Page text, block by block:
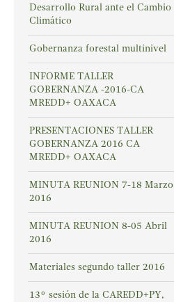
Desarrollo Rural ante el Cambio
Climático
Gobernanza forestal multinivel
INFORME TALLER
GOBERNANZA -2016-CA
MREDD+ OAXACA
PRESENTACIONES TALLER
GOBERNANZA 2016 CA
MREDD+ OAXACA
MINUTA REUNION 7-18 Marzo
2016
MINUTA REUNION 8-05 Abril
2016
Materiales segundo taller 2016
13° sesión de la CAREDD+PY,